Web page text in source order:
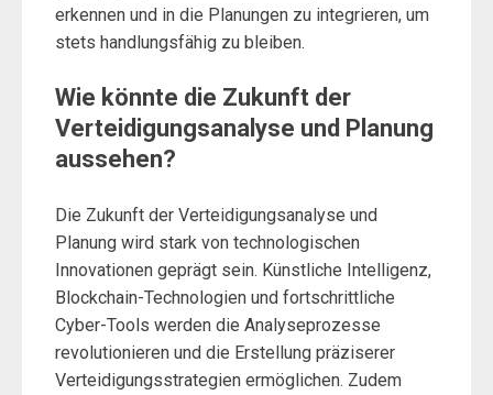
erkennen und in die Planungen zu integrieren, um
stets handlungsfähig zu bleiben.
Wie könnte die Zukunft der
Verteidigungsanalyse und Planung
aussehen?
Die Zukunft der Verteidigungsanalyse und
Planung wird stark von technologischen
Innovationen geprägt sein. Künstliche Intelligenz,
Blockchain-Technologien und fortschrittliche
Cyber-Tools werden die Analyseprozesse
revolutionieren und die Erstellung präziserer
Verteidigungsstrategien ermöglichen. Zudem